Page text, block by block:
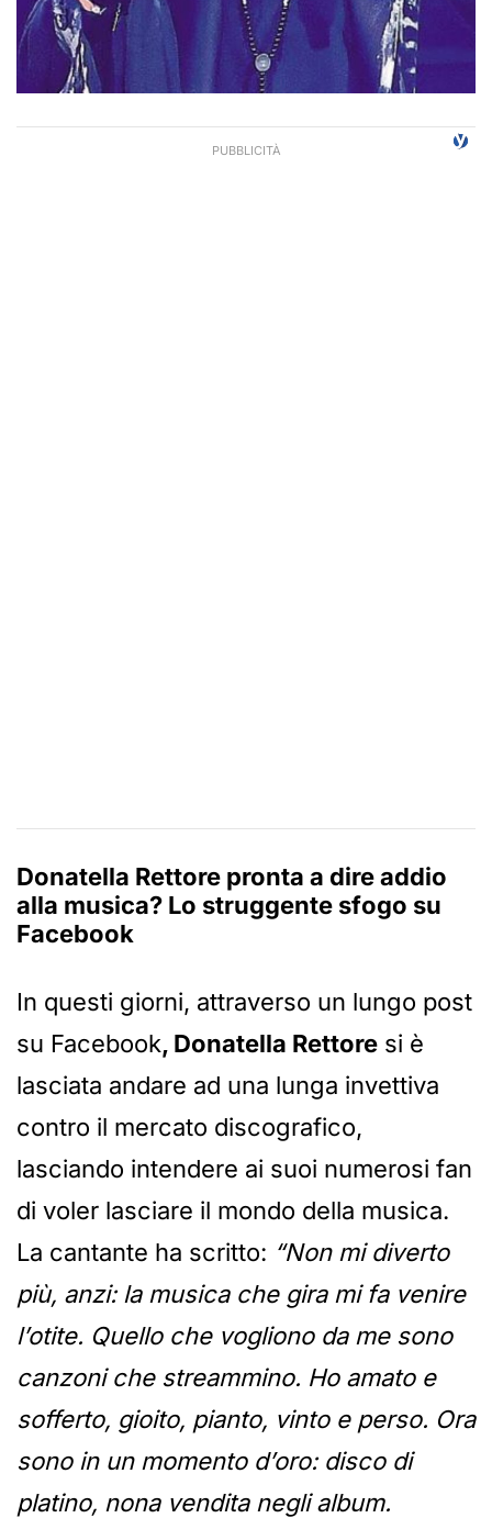
Donatella Rettore pronta a dire addio
alla musica? Lo struggente sfogo su
Facebook
In questi giorni, attraverso un lungo post
su Facebook, Donatella Rettore si è
lasciata andare ad una lunga invettiva
contro il mercato discografico,
lasciando intendere ai suoi numerosi fan
di voler lasciare il mondo della musica.
La cantante ha scritto: “Non mi diverto
più, anzi: la musica che gira mi fa venire
l’otite. Quello che vogliono da me sono
canzoni che streammino. Ho amato e
sofferto, gioito, pianto, vinto e perso. Ora
sono in un momento d’oro: disco di
platino, nona vendita negli album.